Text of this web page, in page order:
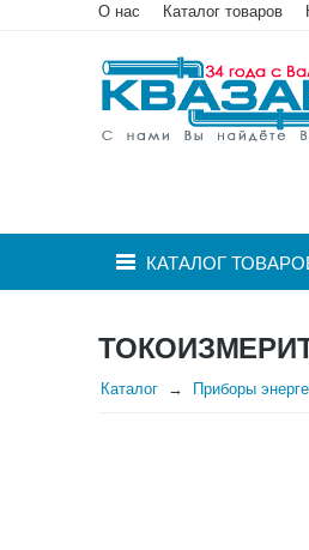
О нас Каталог товаров
КАТАЛОГ
Каталог Приборы